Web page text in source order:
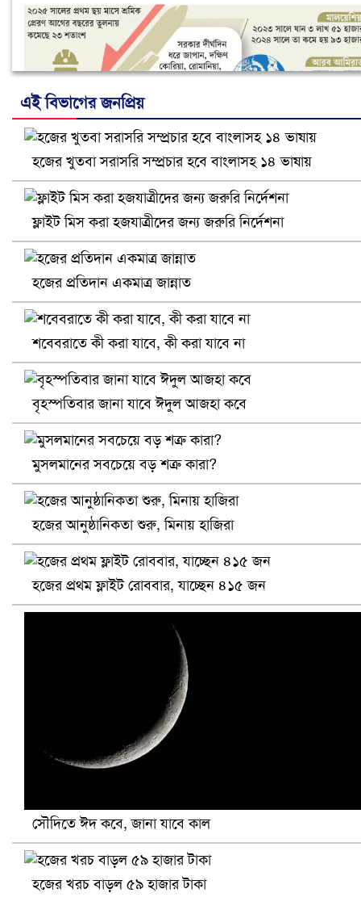
নানা সংকটে রিক্রুটিং এজেন্সি, হুমকির মুখে শ্রম রপ্তানি
খুলনায় বিএনপি অফিসে গুলি-বোমা হামলা, নিহত ১
প্রোটিয়াদের হারিয়ে বিশ্বকাপের শিরোপা ঘরে তুলল ভারত
সৌদিতে ব্যাপক ধরপাকড়, এক সপ্তাহেই ২১ হাজারের বেশি
এই বিভাগের জনপ্রিয়
হজের খুতবা সরাসরি সম্প্রচার হবে বাংলাসহ ১৪ ভাষায়
ফ্লাইট মিস করা হজযাত্রীদের জন্য জরুরি নির্দেশনা
হজের প্রতিদান একমাত্র জান্নাত
শবেবরাতে কী করা যাবে, কী করা যাবে না
বৃহস্পতিবার জানা যাবে ঈদুল আজহা কবে
মুসলমানের সবচেয়ে বড় শত্রু কারা?
হজের আনুষ্ঠানিকতা শুরু, মিনায় হাজিরা
হজের প্রথম ফ্লাইট রোববার, যাচ্ছেন ৪১৫ জন
সৌদিতে ঈদ কবে, জানা যাবে কাল
হজের খরচ বাড়ল ৫৯ হাজার টাকা